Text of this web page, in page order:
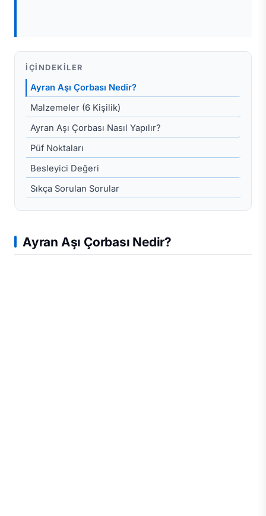
İÇINDEKILER
Ayran Aşı Çorbası Nedir?
Malzemeler (6 Kişilik)
Ayran Aşı Çorbası Nasıl Yapılır?
Püf Noktaları
Besleyici Değeri
Sıkça Sorulan Sorular
Ayran Aşı Çorbası Nedir?